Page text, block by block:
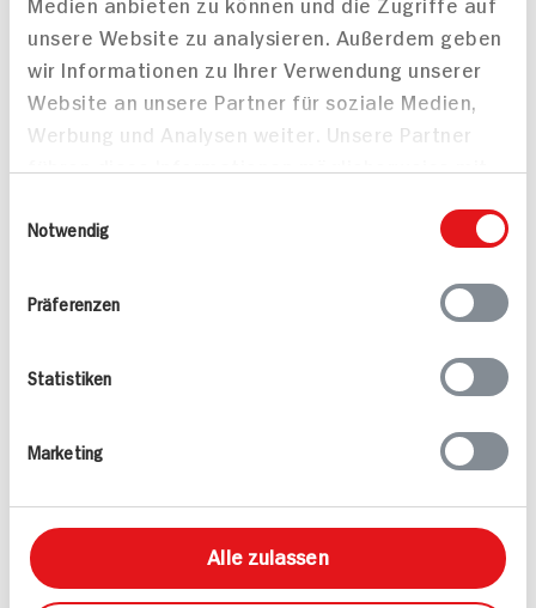
unsere Website zu analysieren. Außerdem geben
wir Informationen zu Ihrer Verwendung unserer
Website an unsere Partner für soziale Medien,
Werbung und Analysen weiter. Unsere Partner
bereitgestellt haben oder die sie im Rahmen
Notwendig
Präferenzen
Statistiken
Marketing
Alle zulassen
Alle Rezepte Mehr
Caprese
1.127 kcal p. Portion
Vegetarisch
Kasseler in Dunkelbier-
Gegrillte Forelle
Fischeintopf mit